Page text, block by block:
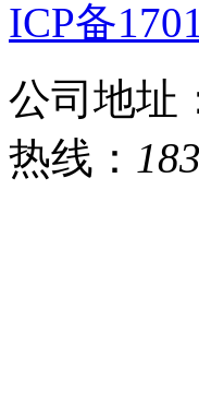
ICP备
公司地址
热线：